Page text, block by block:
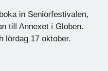
in Seniorfestivalen,
till Annexet i Globen.
lördag 17 oktober.